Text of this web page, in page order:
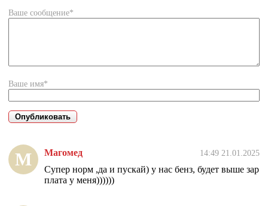
Ваше сообщение*
Ваше имя*
М Магомед 14:49 21.01.2025
Супер норм ,да и пускай) у нас бенз, будет выше зар
плата у меня))))))